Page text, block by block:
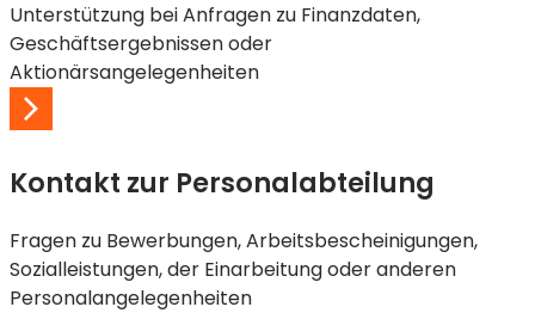
Unterstützung bei Anfragen zu Finanzdaten,
Geschäftsergebnissen oder
Aktionärsangelegenheiten
Kontakt zur Personalabteilung
Fragen zu Bewerbungen, Arbeitsbescheinigungen,
Sozialleistungen, der Einarbeitung oder anderen
Personalangelegenheiten